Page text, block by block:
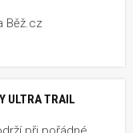
Běž.cz
ULTRA TRAIL